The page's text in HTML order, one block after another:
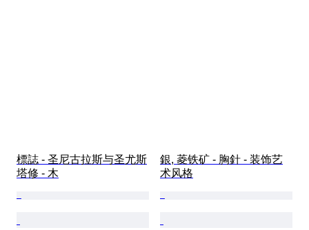
標誌 - 圣尼古拉斯与圣尤斯
塔修 - 木
銀, 菱铁矿 - 胸針 - 装饰艺
术风格